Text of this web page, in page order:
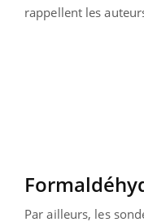
rappellent les
Par ailleurs, les